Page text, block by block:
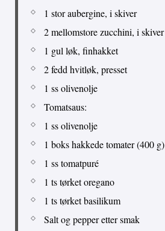
1 stor aubergine, i skiver
2 mellomstore zucchini, i skiver
1 gul løk, finhakket
2 fedd hvitløk, presset
1 ss olivenolje
Tomatsaus:
1 ss olivenolje
1 boks hakkede tomater (400 g)
1 ss tomatpuré
1 ts tørket oregano
1 ts tørket basilikum
Salt og pepper etter smak